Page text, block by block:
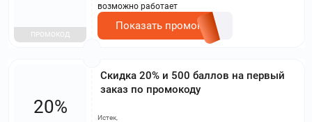
ПРОМОКОД
возможно работает
Показать промокод
Скидка 20% и 500 баллов на первый
заказ по промокоду
20%
Истек,